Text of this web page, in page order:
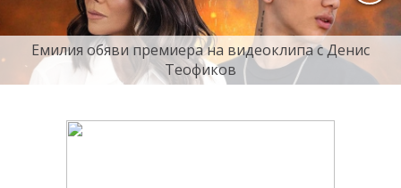
Емилия обяви премиера на видеоклипа с Денис
Теофиков